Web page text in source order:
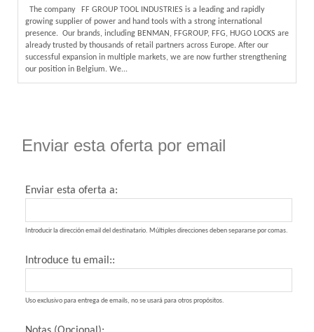
The company FF GROUP TOOL INDUSTRIES is a leading and rapidly
growing supplier of power and hand tools with a strong international
presence. Our brands, including BENMAN, FFGROUP, FFG, HUGO LOCKS are
already trusted by thousands of retail partners across Europe. After our
successful expansion in multiple markets, we are now further strengthening
our position in Belgium. We...
Enviar esta oferta por email
Enviar esta oferta a:
Introducir la dirección email del destinatario. Múltiples direcciones deben separarse por comas.
Introduce tu email::
Uso exclusivo para entrega de emails, no se usará para otros propósitos.